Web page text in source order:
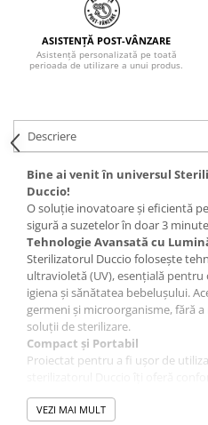
ASISTENȚĂ POST-VÂNZARE
Asistență personalizată pe toată
perioada de utilizare a unui produs.
Descriere
Bine ai venit în universul
Duccio!
O soluție inovatoare și eficientă
sigură a suzetelor în doar 3
Tehnologie Avansată cu
Sterilizatorul Duccio folosește
ultravioletă (UV), esențială
igiena și sănătatea bebelușului.
germeni și microorganisme, fără
soluții de sterilizare.
Compact și Portabil
Proiectat pentru a fi ușor de
curate în fiecare moment.
notificări vizuale intuitive, fiind
VEZI MAI MULT